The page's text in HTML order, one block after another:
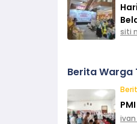
siti
Berita Warga